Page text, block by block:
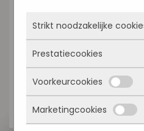
Strikt noodzakelijke
Deze cookies zorgen
überhaupt werkt. Ze
kunnen niet worden
ze alleen geplaatst als
inloggen, een formulier
privacyvoorkeuren
Prestatiecookies
Met deze cookies zien
bezocht wordt, waar
komen en welke
kunnen we de website
Voorkeurcookies
Deze cookies onthouden
Bijvoorbeeld taalkeuze
Marketingcookies